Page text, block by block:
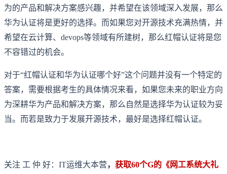
为的产品和解决方案感兴趣，并希望在该领域深入发展，那么
华为认证将是更好的选择。而如果您对开源技术充满热情，并
希望在云计算、devops等领域有所建树，那么红帽认证将是您
不容错过的机会。
对于“红帽认证和华为认证哪个好”这个问题并没有一个特定的
答案，需要根据考生的具体情况来看，如果您未来的职业方向
为深耕华为产品和解决方案，那么自然是选择华为认证较为妥
当。而若是致力于发展开源技术，最好是选择红帽认证。
关注 工 仲 好：IT运维大本营， 获取60个G的《网工系统大礼